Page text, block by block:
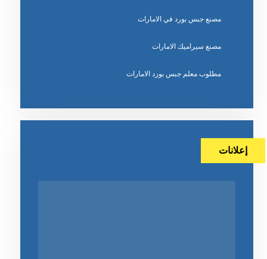
مصنع جبس بورد في الامارات
مصنع سيراميك الامارات
مطلوب معلم جبس بورد الامارات
إعلانات